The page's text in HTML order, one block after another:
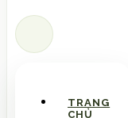
TRANG
CHỦ